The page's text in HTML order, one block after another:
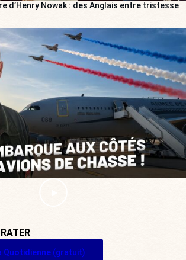
d’Henry Nowak : des Anglais entre tristesse
Quotidienne (gratuit)